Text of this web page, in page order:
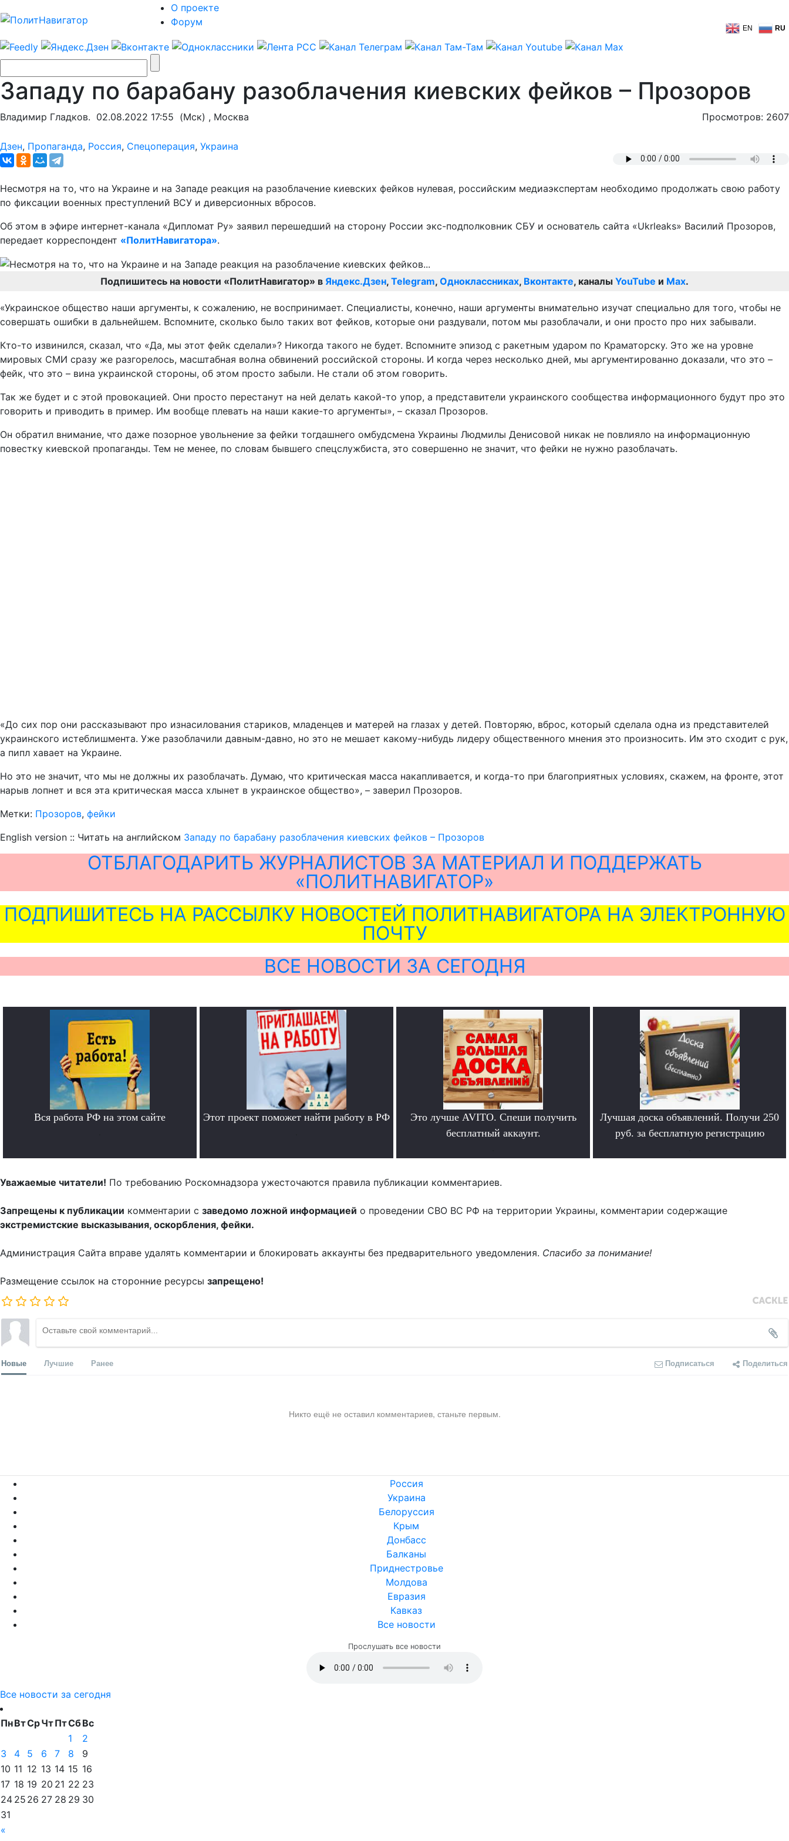
О проекте
Форум
EN RU
Западу по барабану разоблачения киевских фейков – Прозоров
Владимир Гладков. 02.08.2022 17:55 (Мск) , Москва Просмотров: 2607
Дзен, Пропаганда, Россия, Спецоперация, Украина
Несмотря на то, что на Украине и на Западе реакция на разоблачение киевских фейков нулевая, российским медиаэкспертам необходимо продолжать свою работу
по фиксации военных преступлений ВСУ и диверсионных вбросов.
Об этом в эфире интернет-канала «Дипломат Ру» заявил перешедший на сторону России экс-подполковник СБУ и основатель сайта «Ukrleaks» Василий Прозоров,
передает корреспондент «ПолитНавигатора».
Подпишитесь на новости «ПолитНавигатор» в Яндекс.Дзен, Telegram, Одноклассниках, Вконтакте, каналы YouTube и Max.
«Украинское общество наши аргументы, к сожалению, не воспринимает. Специалисты, конечно, наши аргументы внимательно изучат специально для того, чтобы не
совершать ошибки в дальнейшем. Вспомните, сколько было таких вот фейков, которые они раздували, потом мы разоблачали, и они просто про них забывали.
Кто-то извинился, сказал, что «Да, мы этот фейк сделали»? Никогда такого не будет. Вспомните эпизод с ракетным ударом по Краматорску. Это же на уровне
мировых СМИ сразу же разгорелось, масштабная волна обвинений российской стороны. И когда через несколько дней, мы аргументированно доказали, что это –
фейк, что это – вина украинской стороны, об этом просто забыли. Не стали об этом говорить.
Так же будет и с этой провокацией. Они просто перестанут на ней делать какой-то упор, а представители украинского сообщества информационного будут про это
говорить и приводить в пример. Им вообще плевать на наши какие-то аргументы», – сказал Прозоров.
Он обратил внимание, что даже позорное увольнение за фейки тогдашнего омбудсмена Украины Людмилы Денисовой никак не повлияло на информационную
повестку киевской пропаганды. Тем не менее, по словам бывшего спецслужбиста, это совершенно не значит, что фейки не нужно разоблачать.
«До сих пор они рассказывают про изнасилования стариков, младенцев и матерей на глазах у детей. Повторяю, вброс, который сделала одна из представителей
украинского истеблишмента. Уже разоблачили давным-давно, но это не мешает какому-нибудь лидеру общественного мнения это произносить. Им это сходит с рук,
а пипл хавает на Украине.
Но это не значит, что мы не должны их разоблачать. Думаю, что критическая масса накапливается, и когда-то при благоприятных условиях, скажем, на фронте, этот
нарыв лопнет и вся эта критическая масса хлынет в украинское общество», – заверил Прозоров.
Метки: Прозоров, фейки
English version :: Читать на английском Западу по барабану разоблачения киевских фейков – Прозоров
ОТБЛАГОДАРИТЬ ЖУРНАЛИСТОВ ЗА МАТЕРИАЛ И ПОДДЕРЖАТЬ
«ПОЛИТНАВИГАТОР»
ПОДПИШИТЕСЬ НА РАССЫЛКУ НОВОСТЕЙ ПОЛИТНАВИГАТОРА НА ЭЛЕКТРОННУЮ
ПОЧТУ
ВСЕ НОВОСТИ ЗА СЕГОДНЯ
Вся работа РФ на этом сайте Этот проект поможет найти работу в РФ
Это лучше AVITO. Спеши получить
бесплатный аккаунт.
Лучшая доска объявлений. Получи 250
руб. за бесплатную регистрацию
Уважаемые читатели! По требованию Роскомнадзора ужесточаются правила публикации комментариев.
Запрещены к публикации комментарии с заведомо ложной информацией о проведении СВО ВС РФ на территории Украины, комментарии содержащие
экстремистские высказывания, оскорбления, фейки.
Администрация Сайта вправе удалять комментарии и блокировать аккаунты без предварительного уведомления. Спасибо за понимание!
Размещение ссылок на сторонние ресурсы запрещено!
Новые Лучшие Ранее Подписаться Поделиться
Никто ещё не оставил комментариев, станьте первым.
Россия
Украина
Белоруссия
Крым
Донбасс
Балканы
Приднестровье
Молдова
Евразия
Кавказ
Все новости
Прослушать все новости
Все новости за сегодня
ПнВтСрЧтПтСбВс
«
1
2
3
4 5 6 7 8
9
10 11 12 13 14 15 16
17 18 19 20 21 22 23
24 25 26 27 28 29 30
31